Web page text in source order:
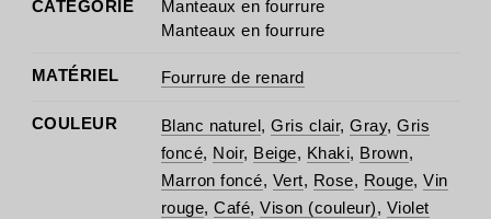
CATÉGORIE
Manteaux en fourrure
Manteaux en fourrure
MATÉRIEL Fourrure de renard
COULEUR Blanc naturel, Gris clair, Gray, Gris
foncé, Noir, Beige, Khaki, Brown,
Marron foncé, Vert, Rose, Rouge, Vin
rouge, Café, Vison (couleur), Violet